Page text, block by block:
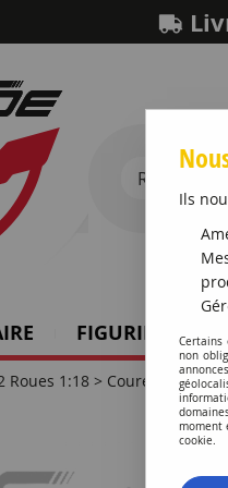
FIGURINES
Roues 1:18 > Coureur Quick
Ils
Certains
non
moment
cookie.